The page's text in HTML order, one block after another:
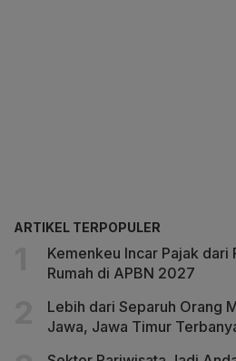
ARTIKEL TERPOPULER
Kemenkeu Incar Pajak dari
Rumah di APBN 2027
Lebih dari Separuh Orang
Jawa, Jawa Timur